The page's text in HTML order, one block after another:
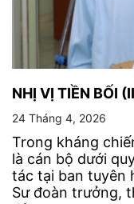
NHỊ VỊ TIỀN BỐI
24 Tháng 4, 2026
Trong kháng
là cán bộ dưới
tác tại ban tuyên
Sư đoàn trưởng,